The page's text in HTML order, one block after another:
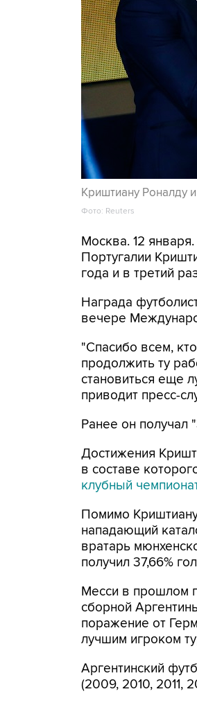
Криштиану Роналду
Фото: Reuters
Москва. 12
Португалии
года и в третий
Награда
вечере
"Спасибо всем,
продолжить ту
становиться еще
приводит пресс-
Ранее он получал
Достижения
в составе
клубный
Помимо
нападающий
вратарь
получил 37,66%
Месси в прошлом
сборной
поражение от
лучшим игроком
Аргентинский
(2009, 2010, 2011,